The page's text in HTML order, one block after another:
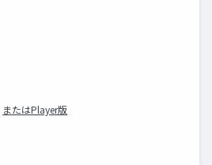
またはPlayer版